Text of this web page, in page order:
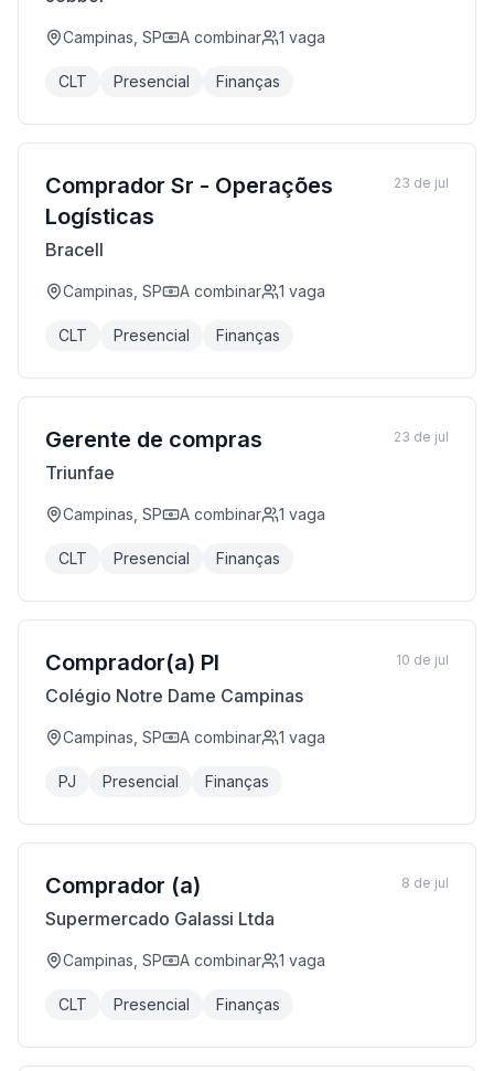
Campinas, SP A combinar 1 vaga
CLT Presencial Finanças
Comprador Sr - Operações
Logísticas
Bracell
Campinas, SP A combinar 1 vaga
CLT Presencial Finanças
23 de jul
Gerente de compras
Triunfae
Campinas, SP A combinar 1 vaga
CLT Presencial Finanças
23 de jul
Comprador(a) Pl
Colégio Notre Dame Campinas
Campinas, SP A combinar 1 vaga
PJ Presencial Finanças
10 de jul
Comprador (a)
Supermercado Galassi Ltda
Campinas, SP A combinar 1 vaga
CLT Presencial Finanças
8 de jul